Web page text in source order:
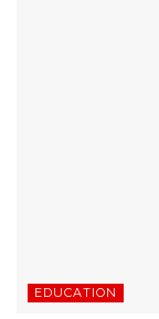
EDUCATION